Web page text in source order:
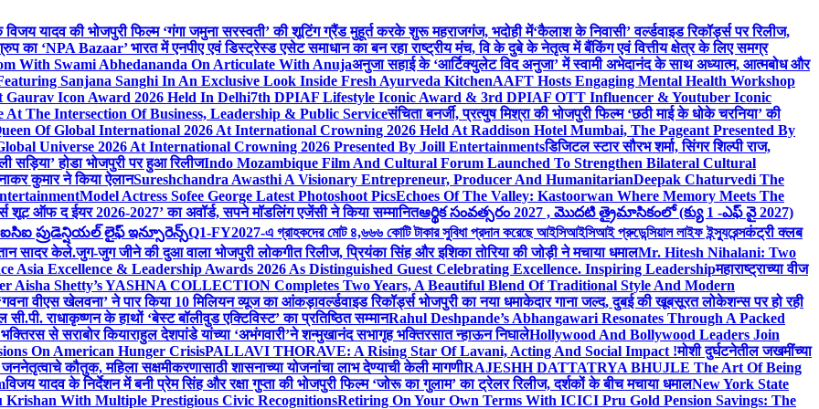
विजय यादव की भोजपुरी फिल्म ‘गंगा जमुना सरस्वती’ की शूटिंग ग्रैंड मुहूर्त करके शुरू महराजगंज, भदोही में‘कैलाश के निवासी’ वर्ल्डवाइड रिकॉर्ड्स पर रिलीज,
का ‘NPA Bazaar’ भारत में एनपीए एवं डिस्ट्रेस्ड एसेट समाधान का बन रहा राष्ट्रीय मंच, वि के दुबे के नेतृत्व में बैंकिंग एवं वित्तीय क्षेत्र के लिए समग्र
With Swami Abhedananda On Articulate With Anujaअनुजा सहाई के ‘आर्टिक्युलेट विद अनुजा’ में स्वामी अभेदानंद के साथ अध्यात्म, आत्मबोध और
Sanjana Sanghi In An Exclusive Look Inside Fresh Ayurveda KitchenAAFT Hosts Engaging Mental Health Workshop
Gaurav Icon Award 2026 Held In Delhi7th DPIAF Lifestyle Iconic Award & 3rd DPIAF OTT Influencer & Youtuber Iconic
The Intersection Of Business, Leadership & Public Serviceसंचिता बनर्जी, प्रत्युष मिश्रा की भोजपुरी फिल्म ‘छठी माई के धोके चरनिया’ की
Of Global International 2026 At International Crowning 2026 Held At Raddison Hotel Mumbai, The Pageant Presented By
Universe 2026 At International Crowning 2026 Presented By Joill Entertainmentsडिजिटल स्टार सौरभ शर्मा, सिंगर शिल्पी राज,
सड़िया’ होडा भोजपुरी पर हुआ रिलीजIndo Mozambique Film And Cultural Forum Launched To Strengthen Bilateral Cultural
कुमार ने किया ऐलानSureshchandra Awasthi A Visionary Entrepreneur, Producer And HumanitarianDeepak Chaturvedi The
Model Actress Sofee George Latest Photoshoot PicsEchoes Of The Valley: Kastoorwan Where Memory Meets The
शूट ऑफ द ईयर 2026-2027’ का अवॉर्ड, सपने मॉडलिंग एजेंसी ने किया सम्मानितఆర్థిక సంవత్సరం 2027 , మొదటి త్రైమాసికంలో (క్యు 1 -ఎఫ్ వై 2027)
ప్రుడెన్షియల్ లైఫ్ ఇన్సూరెన్స్Q1-FY2027-এ গ্রাহকদের মোট ৪,৬৬৬ কোটি টাকার সুবিধা প্রদান করেছে আইসিআইসিআই প্রুডেন্সিয়াল লাইফ ইন্স্যুরেন্সकंट्री क्लब
सादर केले.जुग-जुग जीने की दुआ वाला भोजपुरी लोकगीत रिलीज, प्रियंका सिंह और इशिका तोरिया की जोड़ी ने मचाया धमालMr. Hitesh Nihalani: Two
Asia Excellence & Leadership Awards 2026 As Distinguished Guest Celebrating Excellence. Inspiring Leadershipमहाराष्ट्राच्या वीज
Aisha Shetty’s YASHNA COLLECTION Completes Two Years, A Beautiful Blend Of Traditional Style And Modern
वीएस खेलवना’ ने पार किया 10 मिलियन व्यूज का आंकड़ावर्ल्डवाइड रिकॉर्ड्स भोजपुरी का नया धमाकेदार गाना जल्द, दुबई की खूबसूरत लोकेशन्स पर हो रही
राधाकृष्णन के हाथों ‘बेस्ट बॉलीवुड एक्टिविस्ट’ का प्रतिष्ठित सम्मानRahul Deshpande’s Abhangawari Resonates Through A Packed
से सराबोर कियाराहुल देशपांडे यांच्या ‘अभंगवारी’ने शन्मुखानंद सभागृह भक्तिरसात न्हाऊन निघालेHollywood And Bollywood Leaders Join
On American Hunger CrisisPALLAVI THORAVE: A Rising Star Of Lavani, Acting And Social Impact !मोशी दुर्घटनेतील जखमींच्या
कौतुक, महिला सक्षमीकरणासाठी शासनाच्या योजनांचा लाभ देण्याची केली मागणीRAJESHH DATTATRYA BHUJLE The Art Of Being
विजय यादव के निर्देशन में बनी प्रेम सिंह और रक्षा गुप्ता की भोजपुरी फिल्म ‘जोरू का गुलाम’ का ट्रेलर रिलीज, दर्शकों के बीच मचाया धमालNew York State
With Multiple Prestigious Civic RecognitionsRetiring On Your Own Terms With ICICI Pru Gold Pension Savings: The